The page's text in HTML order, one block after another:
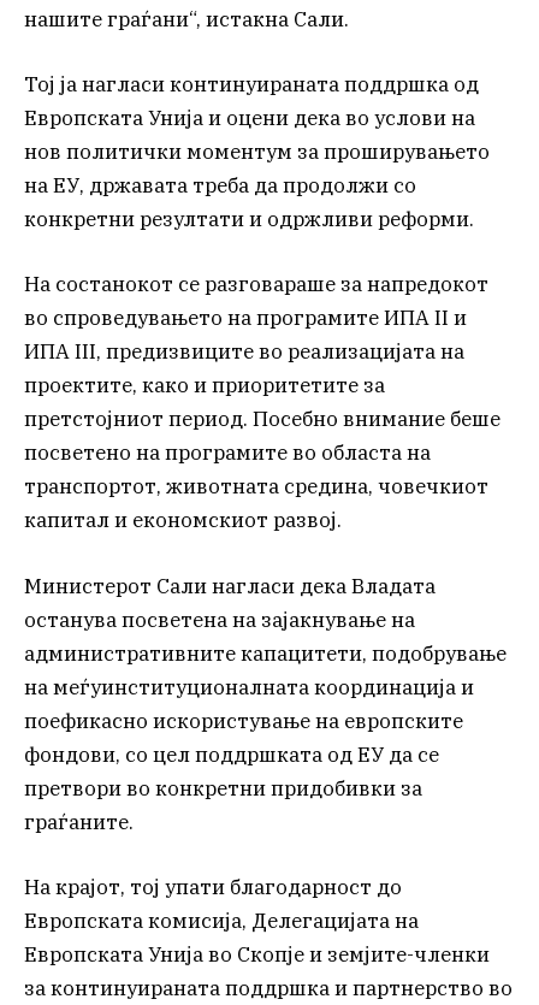
нашите граѓани“, истакна Сали.
Тој ја нагласи континуираната поддршка од
Европската Унија и оцени дека во услови на
нов политички моментум за проширувањето
на ЕУ, државата треба да продолжи со
конкретни резултати и одржливи реформи.
На состанокот се разговараше за напредокот
во спроведувањето на програмите ИПА II и
ИПА III, предизвиците во реализацијата на
проектите, како и приоритетите за
претстојниот период. Посебно внимание беше
посветено на програмите во областа на
транспортот, животната средина, човечкиот
капитал и економскиот развој.
Министерот Сали нагласи дека Владата
останува посветена на зајакнување на
административните капацитети, подобрување
на меѓуинституционалната координација и
поефикасно искористување на европските
фондови, со цел поддршката од ЕУ да се
претвори во конкретни придобивки за
граѓаните.
На крајот, тој упати благодарност до
Европската комисија, Делегацијата на
Европската Унија во Скопје и земјите-членки
за континуираната поддршка и партнерство во